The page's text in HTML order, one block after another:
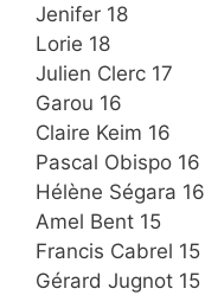
Jenifer 18
Lorie 18
Julien Clerc 17
Garou 16
Claire Keim 16
Pascal Obispo 16
Hélène Ségara 16
Amel Bent 15
Francis Cabrel 15
Gérard Jugnot 15